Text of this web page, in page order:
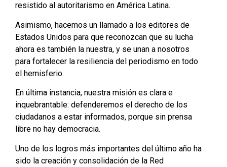
resistido al autoritarismo en América Latina.
Asimismo, hacemos un llamado a los editores de
Estados Unidos para que reconozcan que su lucha
ahora es también la nuestra, y se unan a nosotros
para fortalecer la resiliencia del periodismo en todo
el hemisferio.
En última instancia, nuestra misión es clara e
inquebrantable: defenderemos el derecho de los
ciudadanos a estar informados, porque sin prensa
libre no hay democracia.
Uno de los logros más importantes del último año ha
sido la creación y consolidación de la Red